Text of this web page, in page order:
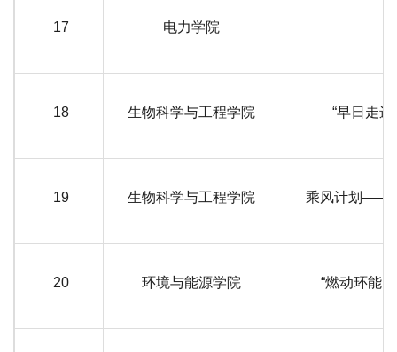
17 电力学院
18 生物科学与工程学院 “早日走
19 生物科学与工程学院 乘风计划——“
20 环境与能源学院 “燃动环能